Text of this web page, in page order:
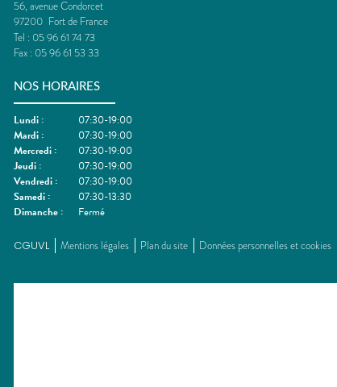
56, avenue Condorcet
97200 Fort de France
Tel : 05 96 61 74 73
Fax : 05 96 61 53 33
NOS HORAIRES
Lundi :
07:30-19:00
Mardi :
07:30-19:00
Mercredi :
07:30-19:00
Jeudi :
07:30-19:00
Vendredi :
07:30-19:00
Samedi :
07:30-13:30
Dimanche : Fermé
CGUVL Mentions légales Plan du site Données personnelles et cookies